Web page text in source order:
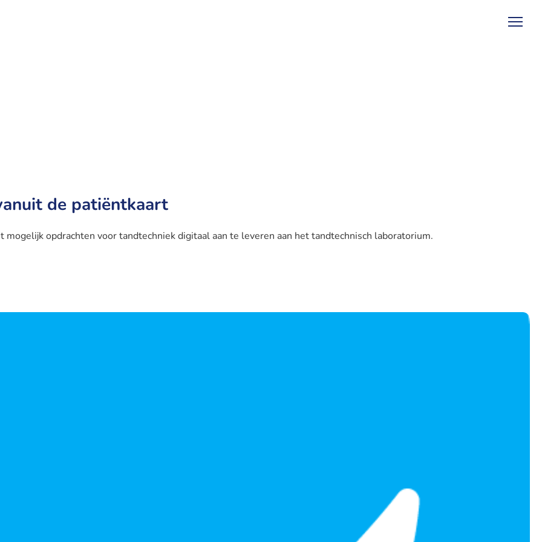
de patiëntkaart
opdrachten voor tandtechniek digitaal aan te leveren aan het tandtechnisch laboratorium.